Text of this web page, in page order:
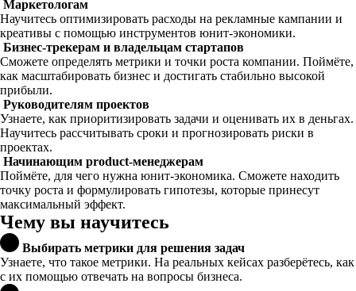
Маркетологам
Научитесь оптимизировать расходы на рекламные кампании и
креативы с помощью инструментов юнит-экономики.
Бизнес-трекерам и владельцам стартапов
Сможете определять метрики и точки роста компании. Поймёте,
как масштабировать бизнес и достигать стабильно высокой
прибыли.
Руководителям проектов
Узнаете, как приоритизировать задачи и оценивать их в деньгах.
Научитесь рассчитывать сроки и прогнозировать риски в
проектах.
Начинающим product-менеджерам
Поймёте, для чего нужна юнит-экономика. Сможете находить
точку роста и формулировать гипотезы, которые принесут
максимальный эффект.
Чему вы научитесь
Выбирать метрики для решения задач
Узнаете, что такое метрики. На реальных кейсах разберётесь, как
с их помощью отвечать на вопросы бизнеса.